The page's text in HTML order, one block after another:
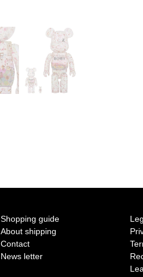
2010 A/W
2010 S/S
2009 A/
2008 S/S
2007 A/W
2007 S/S
2006 A/W
Shopping guide
About shipping
Contact
News letter